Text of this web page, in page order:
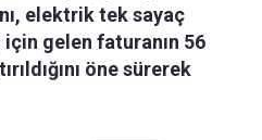
elektrik tek sayaç
için gelen faturanın 56
öne sürerek